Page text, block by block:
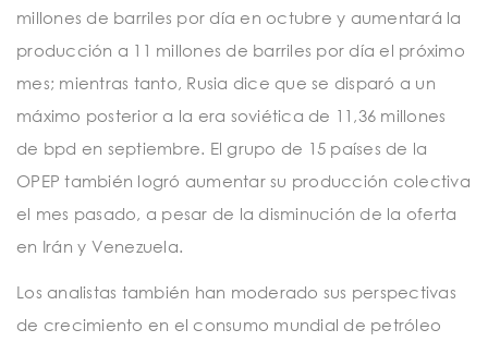
millones de barriles por día en octubre y aumentará la
producción a 11 millones de barriles por día el próximo
mes; mientras tanto, Rusia dice que se disparó a un
máximo posterior a la era soviética de 11,36 millones
de bpd en septiembre. El grupo de 15 países de la
OPEP también logró aumentar su producción colectiva
el mes pasado, a pesar de la disminución de la oferta
en Irán y Venezuela.
Los analistas también han moderado sus perspectivas
de crecimiento en el consumo mundial de petróleo